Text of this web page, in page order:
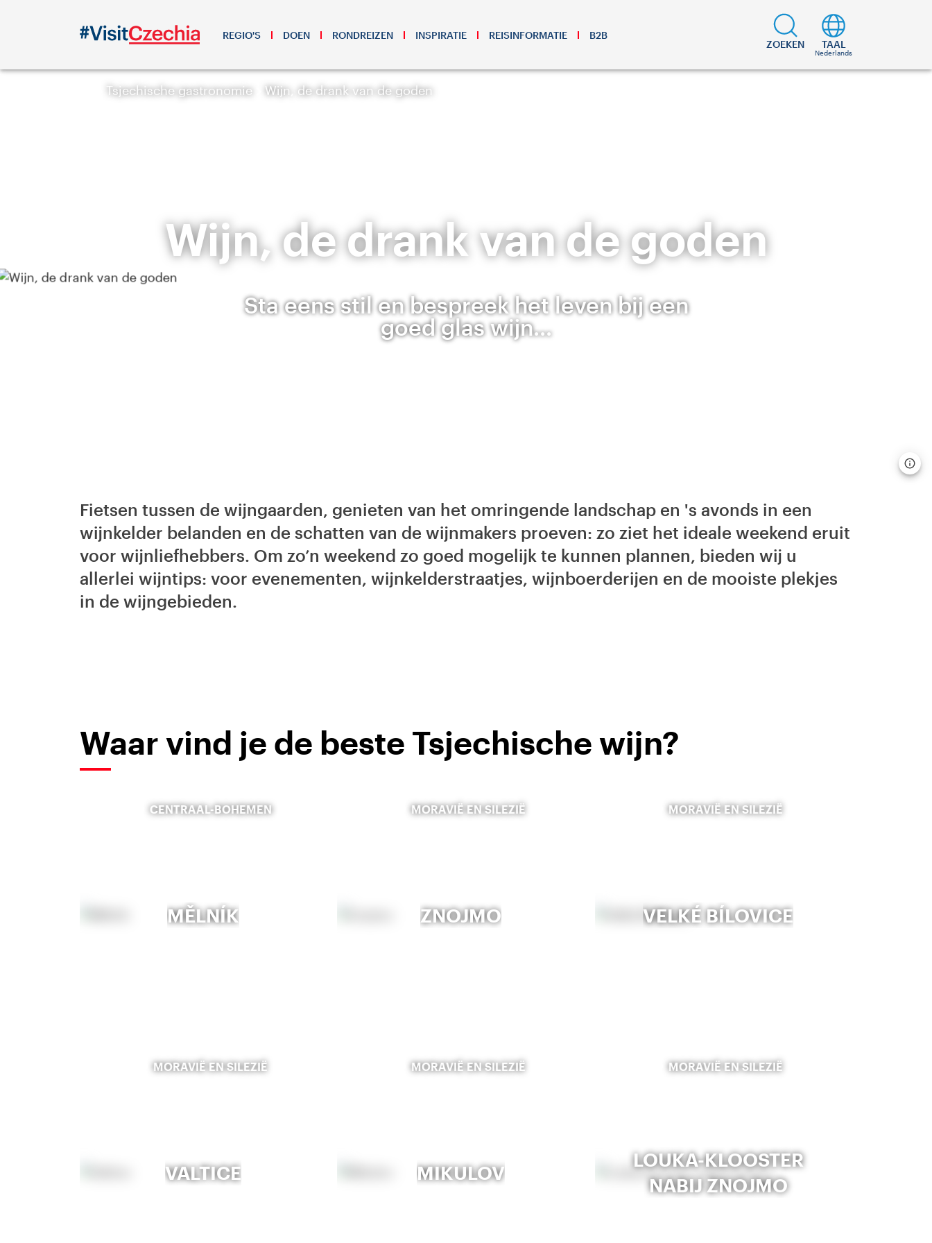
REGIO'S DOEN RONDREIZEN INSPIRATIE REISINFORMATIE B2B
ZOEKEN TAAL
Nederlands
Tsjechische gastronomie Wijn, de drank van de goden
Wijn, de drank van de goden
Sta eens stil en bespreek het leven bij een
goed glas wijn...
Fietsen tussen de wijngaarden, genieten van het omringende landschap en 's avonds in een
wijnkelder belanden en de schatten van de wijnmakers proeven: zo ziet het ideale weekend eruit
voor wijnliefhebbers. Om zo’n weekend zo goed mogelijk te kunnen plannen, bieden wij u
allerlei wijntips: voor evenementen, wijnkelderstraatjes, wijnboerderijen en de mooiste plekjes
in de wijngebieden.
Waar vind je de beste Tsjechische wijn?
CENTRAAL-BOHEMEN
MĚLNÍK
MORAVIË EN SILEZIË
ZNOJMO
MORAVIË EN SILEZIË
VELKÉ BÍLOVICE
MORAVIË EN SILEZIË
VALTICE
MORAVIË EN SILEZIË
MIKULOV
MORAVIË EN SILEZIË
LOUKA-KLOOSTER
NABIJ ZNOJMO